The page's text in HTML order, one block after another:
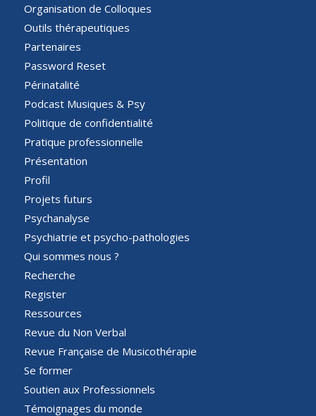
Organisation de Colloques
Outils thérapeutiques
Partenaires
Password Reset
Périnatalité
Podcast Musiques & Psy
Politique de confidentialité
Pratique professionnelle
Présentation
Profil
Projets futurs
Psychanalyse
Psychiatrie et psycho-pathologies
Qui sommes nous ?
Recherche
Register
Ressources
Revue du Non Verbal
Revue Française de Musicothérapie
Se former
Soutien aux Professionnels
Témoignages du monde